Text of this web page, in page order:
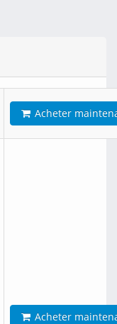
Acheter
Acheter